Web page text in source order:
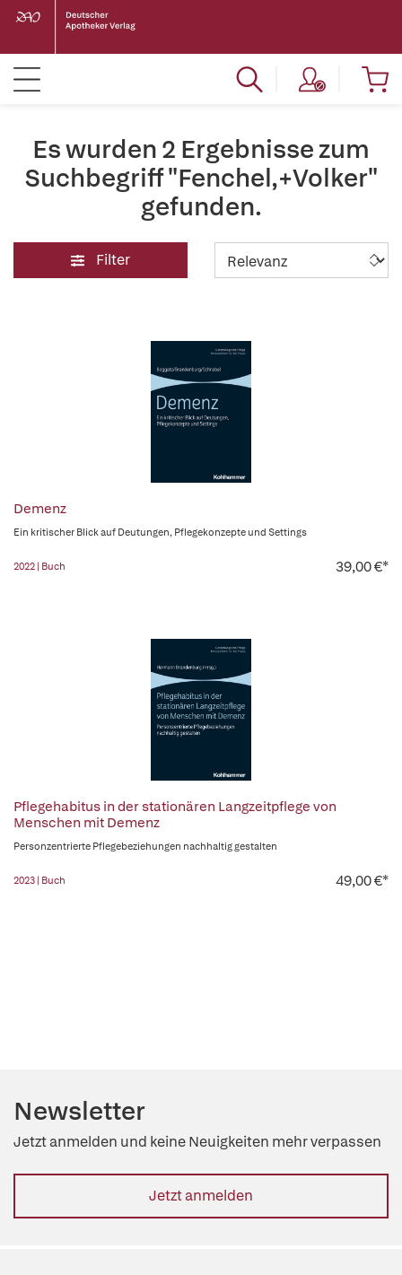
Es wurden 2 Ergebnisse zum
Suchbegriff "Fenchel,+Volker"
gefunden.
Filter
Demenz
Ein kritischer Blick auf Deutungen, Pflegekonzepte und Settings
2022 | Buch 39,00 €*
Pflegehabitus in der stationären Langzeitpflege von
Menschen mit Demenz
Personzentrierte Pflegebeziehungen nachhaltig gestalten
2023 | Buch 49,00 €*
Newsletter
Jetzt anmelden und keine Neuigkeiten mehr verpassen
Jetzt anmelden